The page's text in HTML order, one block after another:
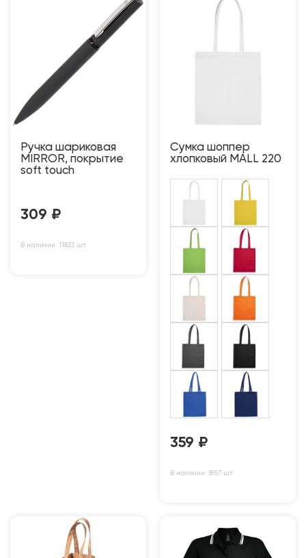
Ручка шариковая
MIRROR, покрытие
soft touch
309 ₽
В наличии: 11833 шт
Сумка шоппер
хлопковый MALL 220
359 ₽
В наличии: 5957 шт